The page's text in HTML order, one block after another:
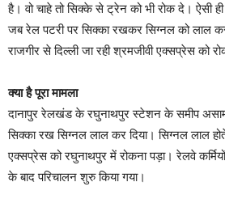
है। वो चाहे तो सिक्के से ट्रेन को भी रोक दे। ऐसी
जब रेल पटरी पर सिक्का रखकर सिग्नल को लाल
राजगीर से दिल्ली जा रही श्रमजीवी एक्सप्रेस को
क्या है पूरा मामला
दानापुर रेलखंड के रघुनाथपुर स्टेशन के समीप
सिक्का रख सिग्नल लाल कर दिया। सिग्नल लाल
एक्सप्रेस को रघुनाथपुर में रोकना पड़ा। रेलवे
के बाद परिचालन शुरु किया गया।